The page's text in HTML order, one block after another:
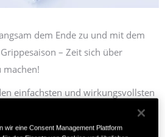
dem Ende zu und mit dem
– Zeit sich über
machen!
einfachsten und wirkungs­vollsten
Infektions­krankheiten vorzubeugen.
einen wirksamen Schutz gegen
wir eine Consent Management Plattform